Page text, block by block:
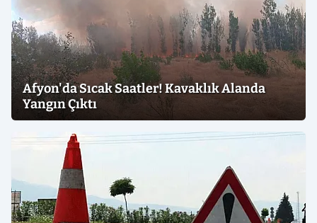
Afyon'da Sıcak Saatler! Kavaklık Alanda
Yangın Çıktı